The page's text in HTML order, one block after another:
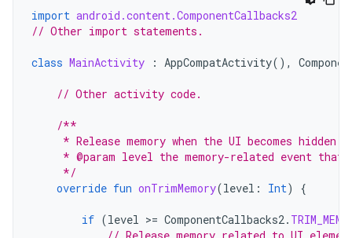
import android.content.ComponentCallbacks2
// Other import statements.
class MainActivity : AppCompatActivity(),
// Other activity code.
/**
* Release memory when the UI becomes hidden
* @param level the memory-related event that
     */
override fun onTrimMemory(level : Int) {
if (level >= ComponentCallbacks2.